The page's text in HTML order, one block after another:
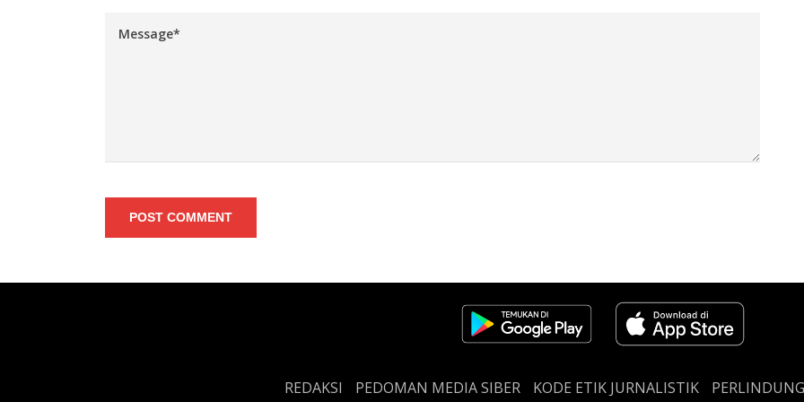
POST COMMENT
REDAKSI PEDOMAN MEDIA SIBER KODE ETIK JURNALISTIK